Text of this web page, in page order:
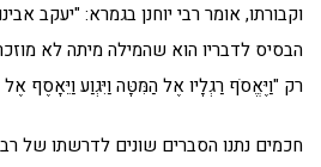
וקבורתו, אומר רבי יוחנן בגמרא: "יעקב
הבסיס לדבריו הוא שהמילה מיתה לא
רק "וַיֶּאֱסֹף רַגְלָיו אֶל הַמִּטָּה וַיִּגְוַע וַיֵּאָסֶף אֶל
חכמים נתנו הסברים שונים לדרשתו של